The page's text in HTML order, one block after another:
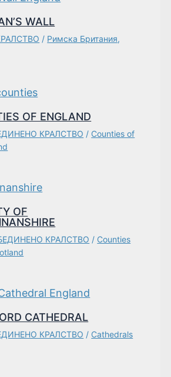
WALL
/ Римска Британия,
OF ENGLAND
КРАЛСТВО / Counties of
OF
КРАЛСТВО / Counties
CATHEDRAL
КРАЛСТВО / Cathedrals